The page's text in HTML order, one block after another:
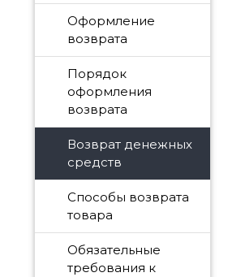
Оформление
возврата
Порядок
оформления
возврата
Возврат денежных
средств
Способы возврата
товара
Обязательные
требования к